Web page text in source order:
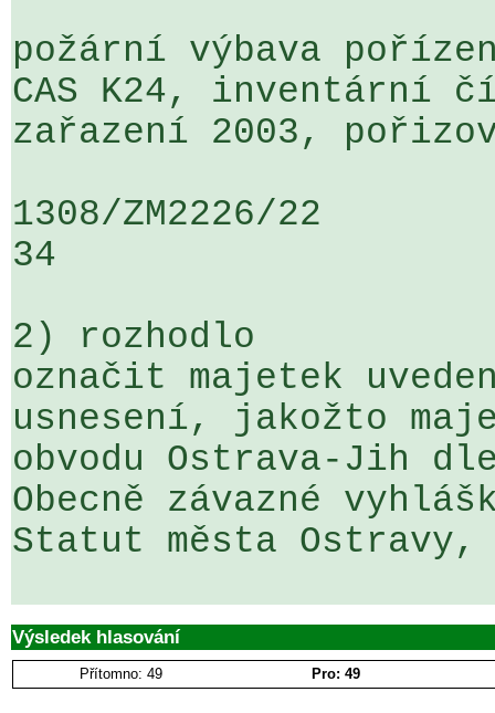
požární výbava
CAS K24, inventární
zařazení 2003,
1308/ZM2226/22
34
2) rozhodlo
označit majetek
usnesení, jakožto
obvodu Ostrava-Jih
Obecně závazné
Statut města Ostravy,
Výsledek hlasování
Přítomno: 49 Pro: 49